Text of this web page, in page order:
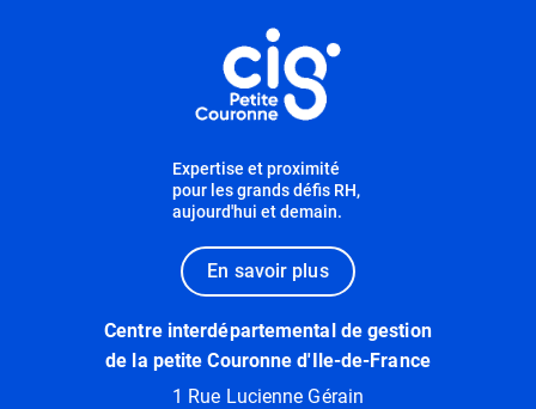
Expertise et proximité
pour les grands défis RH,
aujourd'hui et demain.
En savoir plus
Centre interdépartemental de gestion
de la petite Couronne d'Ile-de-France
1 Rue Lucienne Gérain